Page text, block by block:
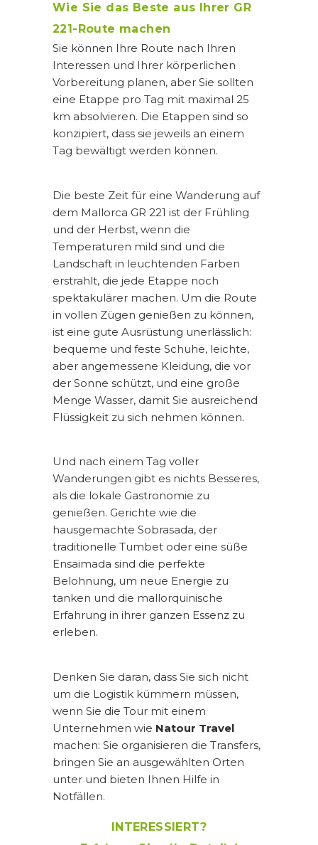
Wie Sie das Beste aus Ihrer GR
221-Route machen
Sie können Ihre Route nach Ihren
Interessen und Ihrer körperlichen
Vorbereitung planen, aber Sie sollten
eine Etappe pro Tag mit maximal 25
km absolvieren. Die Etappen sind so
konzipiert, dass sie jeweils an einem
Tag bewältigt werden können.
Die beste Zeit für eine Wanderung auf
dem Mallorca GR 221 ist der Frühling
und der Herbst, wenn die
Temperaturen mild sind und die
Landschaft in leuchtenden Farben
erstrahlt, die jede Etappe noch
spektakulärer machen. Um die Route
in vollen Zügen genießen zu können,
ist eine gute Ausrüstung unerlässlich:
bequeme und feste Schuhe, leichte,
aber angemessene Kleidung, die vor
der Sonne schützt, und eine große
Menge Wasser, damit Sie ausreichend
Flüssigkeit zu sich nehmen können.
Und nach einem Tag voller
Wanderungen gibt es nichts Besseres,
als die lokale Gastronomie zu
genießen. Gerichte wie die
hausgemachte Sobrasada, der
traditionelle Tumbet oder eine süße
Ensaimada sind die perfekte
Belohnung, um neue Energie zu
tanken und die mallorquinische
Erfahrung in ihrer ganzen Essenz zu
erleben.
Denken Sie daran, dass Sie sich nicht
um die Logistik kümmern müssen,
wenn Sie die Tour mit einem
Unternehmen wie Natour Travel
machen: Sie organisieren die Transfers,
bringen Sie an ausgewählten Orten
unter und bieten Ihnen Hilfe in
Notfällen.
INTERESSIERT?